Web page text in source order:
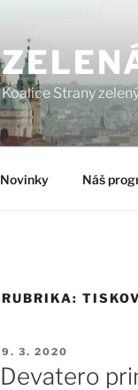
Koalice Strany
Novinky Náš
RUBRIKA:
PUBLIKOVÁNO
9. 3. 2020
Devatero